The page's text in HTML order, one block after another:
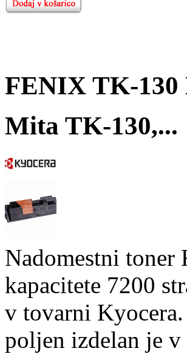
FENIX TK-130
Mita TK-130,...
Nadomestni
kapacitete 7200
v tovarni
poljen izdelan je